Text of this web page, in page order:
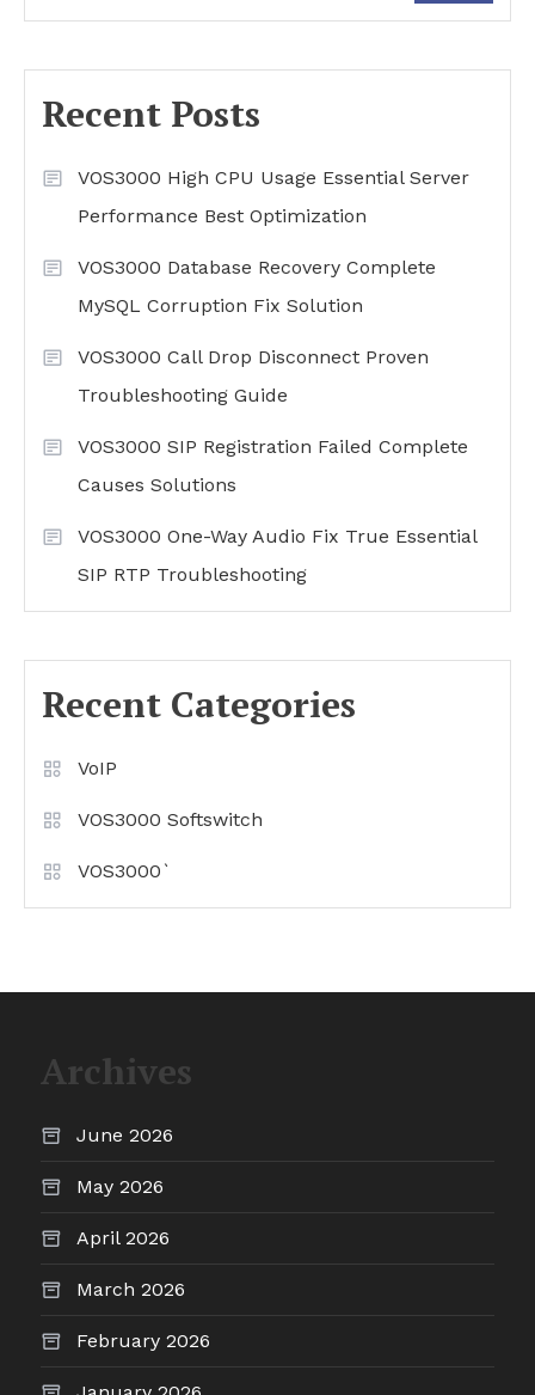
Recent Posts
VOS3000 High CPU Usage Essential Server
Performance Best Optimization
VOS3000 Database Recovery Complete
MySQL Corruption Fix Solution
VOS3000 Call Drop Disconnect Proven
Troubleshooting Guide
VOS3000 SIP Registration Failed Complete
Causes Solutions
VOS3000 One-Way Audio Fix True Essential
SIP RTP Troubleshooting
Recent Categories
VoIP
VOS3000 Softswitch
VOS3000`
Archives
June 2026
May 2026
April 2026
March 2026
February 2026